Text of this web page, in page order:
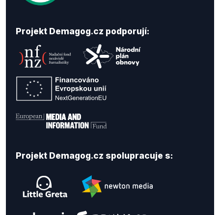
Projekt Demagog.cz podporují:
Projekt Demagog.cz spolupracuje s: